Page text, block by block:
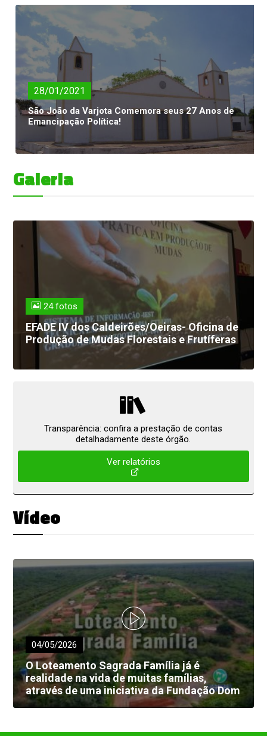
28/01/2021
São João da Varjota Comemora seus 27 Anos de
Emancipação Política!
Galeria
24 fotos
EFADE IV dos Caldeirões/Oeiras- Oficina de
Produção de Mudas Florestais e Frutíferas
Transparência: confira a prestação de contas
detalhadamente deste órgão.
Ver relatórios
Vídeo
04/05/2026
O Loteamento Sagrada Família já é
realidade na vida de muitas famílias,
através de uma iniciativa da Fundação Dom
Edilberto Dinkelborg.